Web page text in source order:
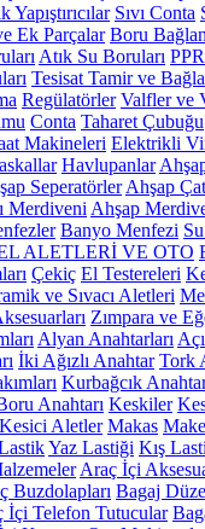
Yapıştırıcılar Sıvı Conta
Ek Parçalar Boru
Atık Su Boruları
Tesisat Tamir ve
Regülatörler Valfler ve
Conta Taharet Çubuğu
Makineleri Elektrikli
Havlupanlar
Seperatörler Ahşap
Merdiveni Ahşap
Banyo Menfezi
ALETLERİ VE OTO
Çekiç El Testereleri
ve Sıvacı Aletleri
Zımpara ve
Alyan Anahtarları
İki Ağızlı Anahtar Tork
Kurbağcık
Anahtarı Keskiler
Kesici Aletler Makas
Yaz Lastiği Kış
Araç İçi
Buzdolapları Bagaj
İçi Telefon Tutucular